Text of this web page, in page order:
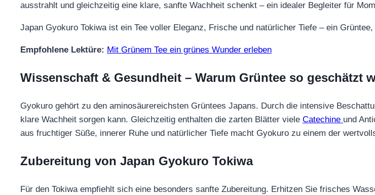
ausstrahlt und gleichzeitig eine klare, sanfte Wachheit schenkt – ein idealer Begleiter für
Japan Gyokuro Tokiwa ist ein Tee voller Eleganz, Frische und natürlicher Tiefe – ein
Empfohlene Lektüre: Mit Grünem Tee ein grünes Wunder erleben
Wissenschaft & Gesundheit – Warum Grüntee so geschätzt
Gyokuro gehört zu den aminosäurereichsten Grüntees Japans. Durch die intensive
klare Wachheit sorgen kann. Gleichzeitig enthalten die zarten Blätter viele Catechine und
aus fruchtiger Süße, innerer Ruhe und natürlicher Tiefe macht Gyokuro zu einem der
Zubereitung von Japan Gyokuro Tokiwa
Für den Tokiwa empfiehlt sich eine besonders sanfte Zubereitung. Erhitzen Sie frisches